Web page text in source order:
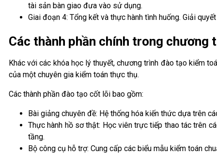
tài sản bàn giao đưa vào sử dụng.
Giai đoạn 4: Tổng kết và thực hành tình huống. Giải
Các thành phần chính trong chương
Khác với các khóa học lý thuyết, chương trình đào tạo kiểm
của một chuyên gia kiểm toán thực thụ.
Các thành phần đào tạo cốt lõi bao gồm:
Bài giảng chuyên đề: Hệ thống hóa kiến thức dựa trên
Thực hành hồ sơ thật: Học viên trực tiếp thao tác trên
tầng.
Bộ công cụ hỗ trợ: Cung cấp các biểu mẫu kiểm toán